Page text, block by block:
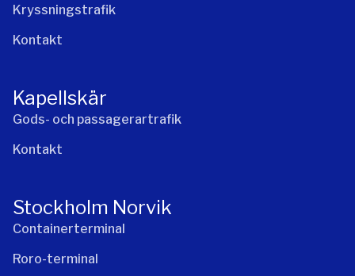
Kryssningstrafik
Kontakt
Kapellskär
Gods- och passagerartrafik
Kontakt
Stockholm Norvik
Containerterminal
Roro-terminal